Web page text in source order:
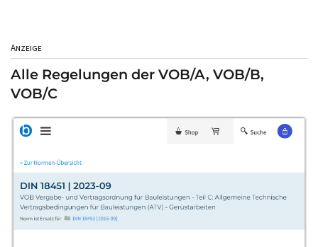
Anzeige
Alle Regelungen der VOB/A, VOB/B,
VOB/C